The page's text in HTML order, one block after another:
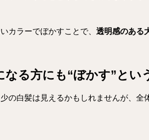
カラーでぼかすことで、 透明感のある
なる方にも“ぼかす”とい
の白髪は見えるかもしれませんが、全